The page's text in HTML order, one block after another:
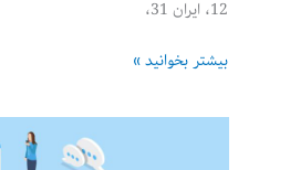
12، ایران 31،
لینک‌های
8
بیشتر بخوانید »